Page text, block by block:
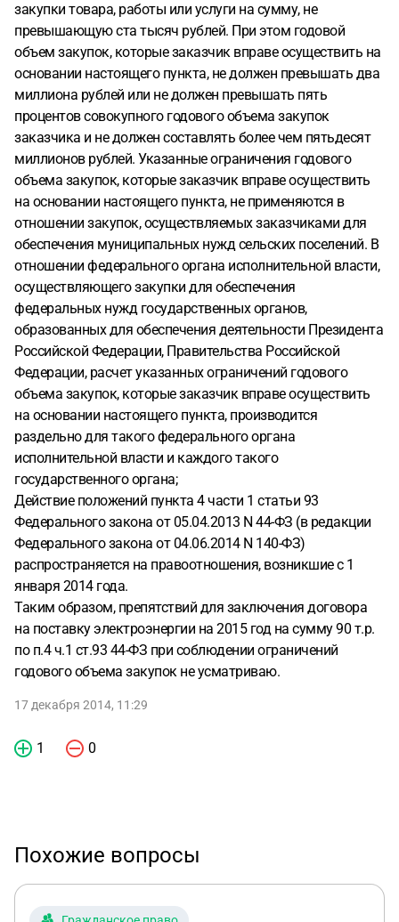
закупки товара, работы или услуги на сумму, не
превышающую ста тысяч рублей. При этом годовой
объем закупок, которые заказчик вправе осуществить на
основании настоящего пункта, не должен превышать два
миллиона рублей или не должен превышать пять
процентов совокупного годового объема закупок
заказчика и не должен составлять более чем пятьдесят
миллионов рублей. Указанные ограничения годового
объема закупок, которые заказчик вправе осуществить
на основании настоящего пункта, не применяются в
отношении закупок, осуществляемых заказчиками для
обеспечения муниципальных нужд сельских поселений. В
отношении федерального органа исполнительной власти,
осуществляющего закупки для обеспечения
федеральных нужд государственных органов,
образованных для обеспечения деятельности Президента
Российской Федерации, Правительства Российской
Федерации, расчет указанных ограничений годового
объема закупок, которые заказчик вправе осуществить
на основании настоящего пункта, производится
раздельно для такого федерального органа
исполнительной власти и каждого такого
государственного органа;
Действие положений пункта 4 части 1 статьи 93
Федерального закона от 05.04.2013 N 44-ФЗ (в редакции
Федерального закона от 04.06.2014 N 140-ФЗ)
распространяется на правоотношения, возникшие с 1
января 2014 года.
Таким образом, препятствий для заключения договора
на поставку электроэнергии на 2015 год на сумму 90 т.р.
по п.4 ч.1 ст.93 44-ФЗ при соблюдении ограничений
годового объема закупок не усматриваю.
17 декабря 2014, 11:29
1 0
Похожие вопросы